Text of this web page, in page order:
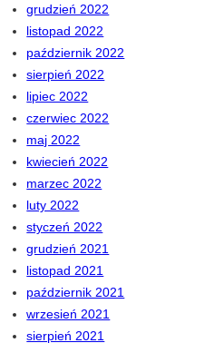
grudzień 2022
listopad 2022
październik 2022
sierpień 2022
lipiec 2022
czerwiec 2022
maj 2022
kwiecień 2022
marzec 2022
luty 2022
styczeń 2022
grudzień 2021
listopad 2021
październik 2021
wrzesień 2021
sierpień 2021